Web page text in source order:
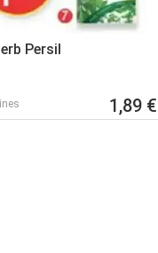
Persil
1,89 €